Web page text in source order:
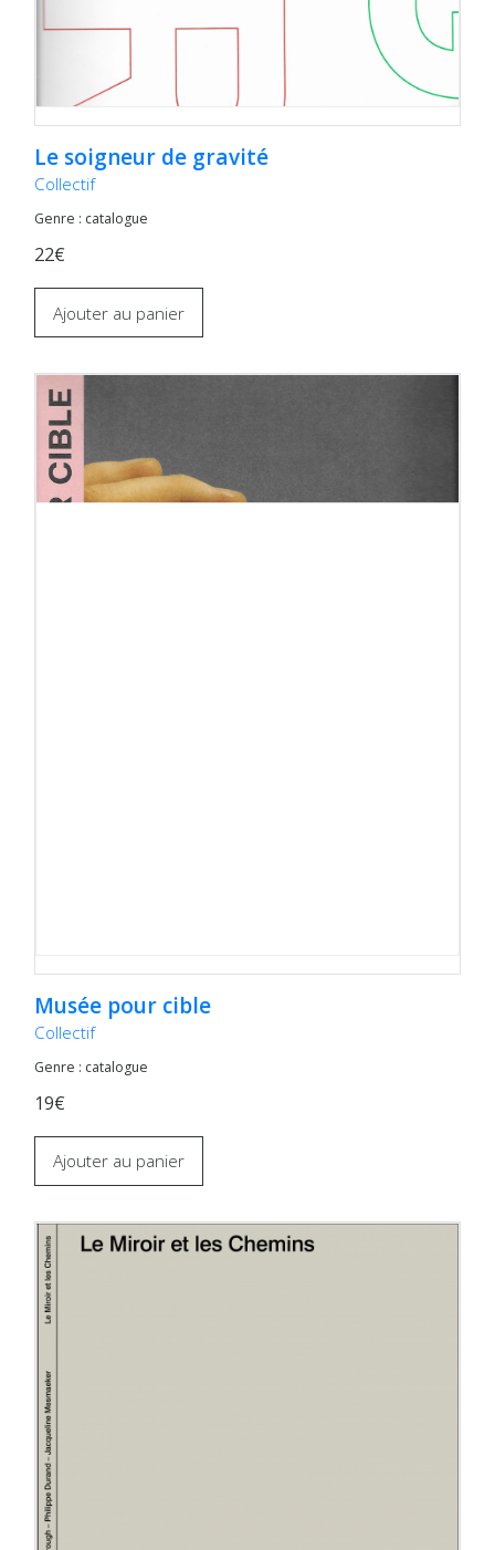
Le soigneur de gravité
Collectif
Genre : catalogue
22€
Ajouter au panier
Musée pour cible
Collectif
Genre : catalogue
19€
Ajouter au panier